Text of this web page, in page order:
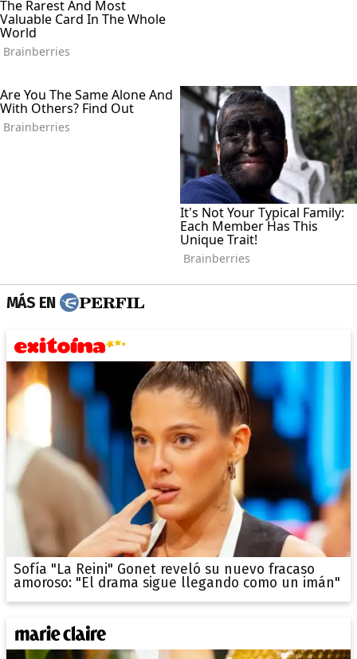
MÁS EN
Sofía "La Reini" Gonet reveló su nuevo fracaso
amoroso: "El drama sigue llegando como un imán"